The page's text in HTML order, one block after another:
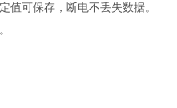
值可保存，断电不丢失数据。